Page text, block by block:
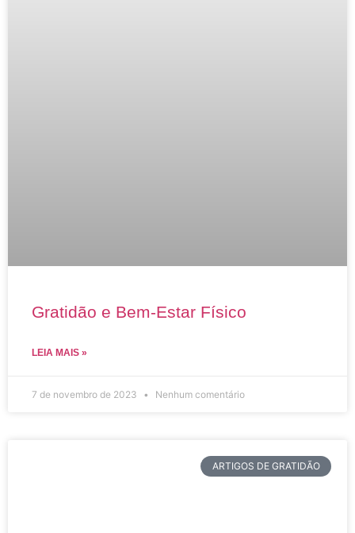
Gratidão e Bem-Estar Físico
LEIA MAIS »
7 de novembro de 2023 Nenhum comentário
ARTIGOS DE GRATIDÃO